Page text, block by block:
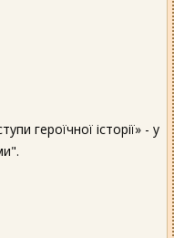
героїчної історії» - у